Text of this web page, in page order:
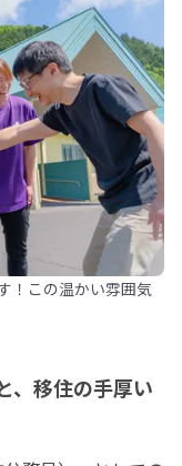
！この温かい雰囲気
、移住の手厚い